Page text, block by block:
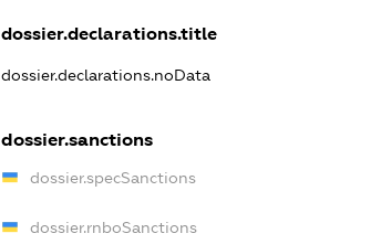
dossier.declarations.title
dossier.declarations.noData
dossier.sanctions
dossier.specSanctions
dossier.rnboSanctions